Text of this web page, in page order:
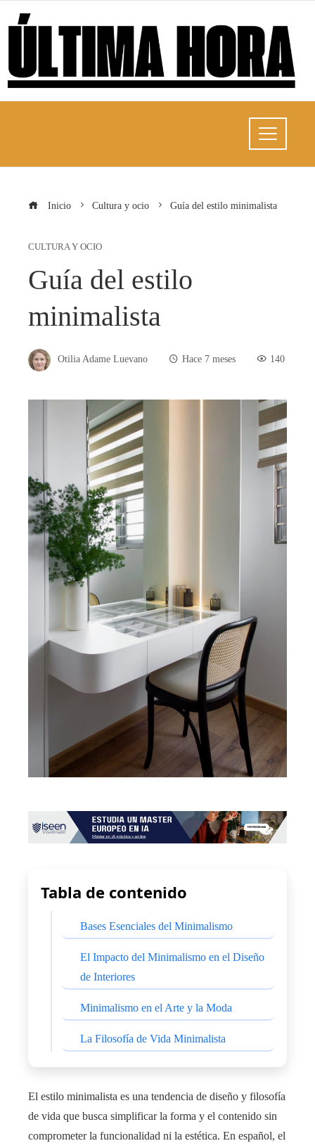
Inicio Cultura y ocio Guía del estilo minimalista
CULTURA Y OCIO
Guía del estilo
minimalista
Otilia Adame Luevano Hace 7 meses 140
Tabla de contenido
Bases Esenciales del Minimalismo
El Impacto del Minimalismo en el Diseño
de Interiores
Minimalismo en el Arte y la Moda
La Filosofía de Vida Minimalista
El estilo minimalista es una tendencia de diseño y filosofía
de vida que busca simplificar la forma y el contenido sin
comprometer la funcionalidad ni la estética. En español, el